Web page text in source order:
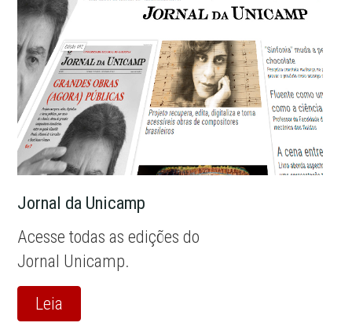
Jornal da Unicamp
Acesse todas as edições do
Jornal Unicamp.
Leia